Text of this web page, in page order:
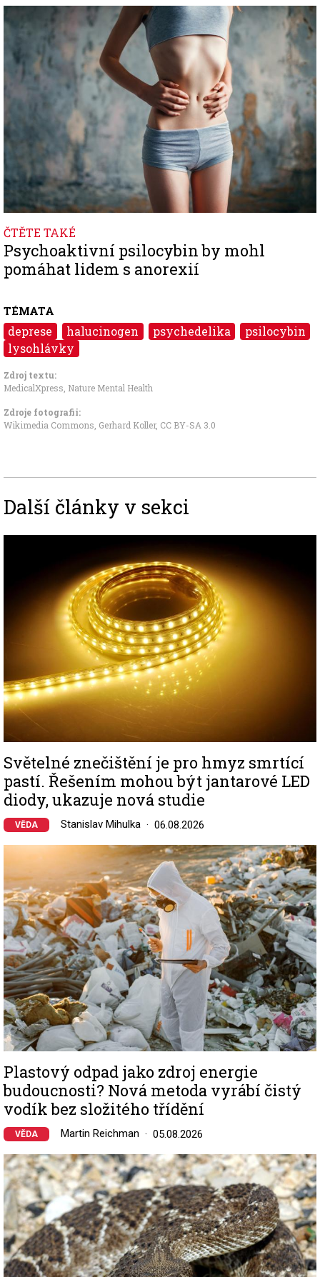
ČTĚTE TAKÉ
Psychoaktivní psilocybin by mohl
pomáhat lidem s anorexií
TÉMATA
deprese halucinogen psychedelika
psilocybin
lysohlávky
Zdroj textu:
MedicalXpress Nature Mental Health
Zdroje fotografii:
Wikimedia Commons, Gerhard Koller, CC BY-SA 3.0
Další články v sekci
Světelné znečištění je pro hmyz smrtící
pastí. Řešením mohou být jantarové LED
diody, ukazuje nová studie
VĚDA Stanislav Mihulka 06.08.2026
Image
Plastový odpad jako zdroj energie
budoucnosti? Nová metoda vyrábí čistý
vodík bez složitého třídění
VĚDA Martin Reichman 05.08.2026
Image